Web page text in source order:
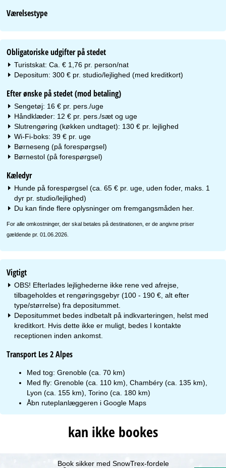
Værelsestype
Obligatoriske udgifter på stedet
Turistskat: Ca. € 1,76 pr. person/nat
Depositum: 300 € pr. studio/lejlighed (med kreditkort)
Efter ønske på stedet (mod betaling)
Sengetøj: 16 € pr. pers./uge
Håndklæder: 12 € pr. pers./sæt og uge
Slutrengøring (køkken undtaget): 130 € pr. lejlighed
Wi-Fi-boks: 39 € pr. uge
Børneseng (på forespørgsel)
Børnestol (på forespørgsel)
Kæledyr
Hunde på forespørgsel (ca. 65 € pr. uge, uden foder, maks. 1
dyr pr. studio/lejlighed)
Du kan finde flere oplysninger om fremgangsmåden her.
For alle omkostninger, der skal betales på destinationen, er de angivne priser
gældende pr. 01.06.2026.
Vigtigt
OBS! Efterlades lejlighederne ikke rene ved afrejse,
tilbageholdes et rengøringsgebyr (100 - 190 €, alt efter
type/størrelse) fra depositummet.
Depositummet bedes indbetalt på indkvarteringen, helst med
kreditkort. Hvis dette ikke er muligt, bedes I kontakte
receptionen inden ankomst.
Transport Les 2 Alpes
Med tog: Grenoble (ca. 70 km)
Med fly: Grenoble (ca. 110 km), Chambéry (ca. 135 km),
Lyon (ca. 155 km), Torino (ca. 180 km)
Åbn ruteplanlæggeren iGoogle Maps
kan ikke bookes
Book sikker med SnowTrex-fordele